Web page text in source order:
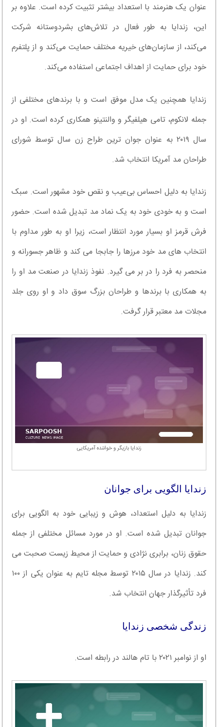
عنوان یک هنرمند با استعداد بیشتر تثبیت کرده است. علاوه بر
این، زندایا به طور فعال در تلاش‌های بشردوستانه شرکت
می‌کند، از سازمان‌های خیریه مختلف حمایت می‌کند و از پلتفرم
خود برای حمایت از اهداف اجتماعی استفاده می‌کند.
زندایا همچنین یک مدل موفق است و با برندهای مختلفی از
جمله لانکوم، تامی هیلفیگر و والنتینو همکاری کرده است. او در
سال ۲۰۱۹ به عنوان جوان ترین طراح زن سال توسط شورای
طراحان مد آمریکا انتخاب شد.
زندایا به دلیل احساس بی‌عیب و نقص خود مشهور است. سبک
است و به خودی خود به یک نماد مد تبدیل شده است. حضور
فرش قرمز او بسیار مورد انتظار است، زیرا او به طور مداوم با
انتخاب های مد خود مرزها را جابجا می کند و ظاهر جسورانه و
منحصر به فرد را در بر می گیرد. نفوذ زندایا در صنعت مد او را
به همکاری با برندها و طراحان بزرگ سوق داد و او روی جلد
مجلات مد معتبر قرار گرفت.
زندایا بازیگر و خواننده آمریکایی
زندایا الگویی برای جوانان
زندایا به دلیل استعداد، هوش و زیبایی خود به الگویی برای
جوانان تبدیل شده است. او در مورد مسائل مختلفی از جمله
حقوق زنان، برابری نژادی و حمایت از محیط زیست صحبت می
کند. زندایا در سال ۲۰۱۵ توسط مجله تایم به عنوان یکی از ۱۰۰
فرد تأثیرگذار جهان انتخاب شد.
زندگی شخصی زندایا
او از نوامبر ۲۰۲۱ با تام هالند در رابطه است.